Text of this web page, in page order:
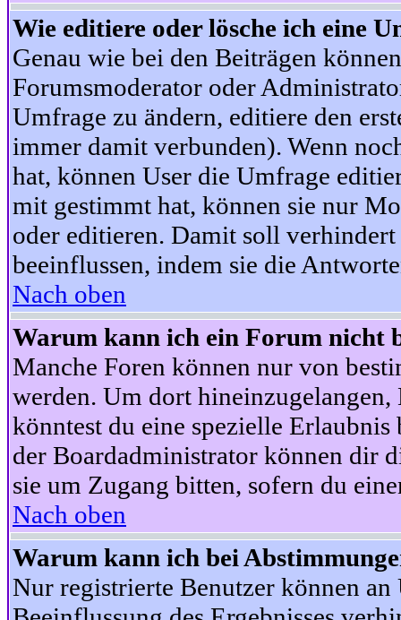
Wie editiere oder lösche ich eine
Genau wie bei den Beiträgen
Forumsmoderator oder
Umfrage zu ändern, editiere den
immer damit verbunden). Wenn
hat, können User die Umfrage
mit gestimmt hat, können sie nur
oder editieren. Damit soll
beeinflussen, indem sie die
Nach oben
Warum kann ich ein Forum nicht
Manche Foren können nur von
werden. Um dort hineinzugelangen,
könntest du eine spezielle
der Boardadministrator können dir
sie um Zugang bitten, sofern du
Nach oben
Warum kann ich bei
Nur registrierte Benutzer können